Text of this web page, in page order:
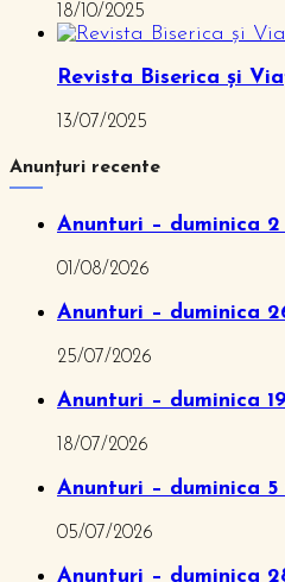
18/10/2025
Revista Biserica și
13/07/2025
Anunțuri recente
Anunturi – duminica
01/08/2026
Anunturi – duminica
25/07/2026
Anunturi – duminica
18/07/2026
Anunturi – duminica
05/07/2026
Anunturi – duminica